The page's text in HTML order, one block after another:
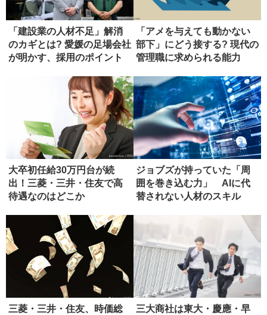
「建設業の人材不足」解消
のカギとは? 愛媛の足場会社
が明かす、採用のポイント
「アメを与えても動かない
部下」にどう接する? 現代の
管理職に求められる能力
大卒初任給30万円台が続
出！三菱・三井・住友で高
待遇なのはどこか
ジョブズが持っていた「周
囲を巻き込む力」 AIに代
替されない人材のスキル
三菱・三井・住友、時価総
三大商社は東大・慶應・早